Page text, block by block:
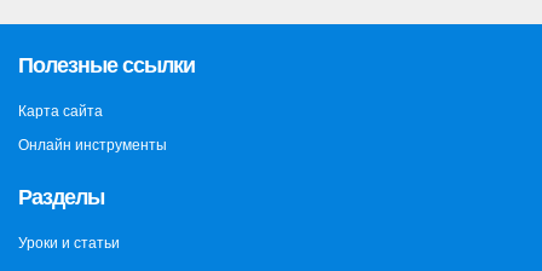
Полезные ссылки
Карта сайта
Онлайн инструменты
Разделы
Уроки и статьи